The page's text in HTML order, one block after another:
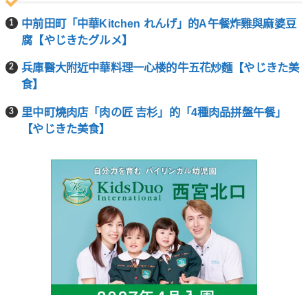
中前田町「中華Kitchen れんげ」的A午餐炸雞與麻婆豆
腐【やじきたグルメ】
兵庫醫大附近中華料理一心楼的牛五花炒麵【やじきた美
食】
里中町燒肉店「肉の匠 吉杉」的「4種肉品拼盤午餐」
【やじきた美食】